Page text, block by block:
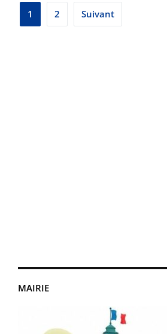
MAIRIE
Pagination
1 2 Suivant